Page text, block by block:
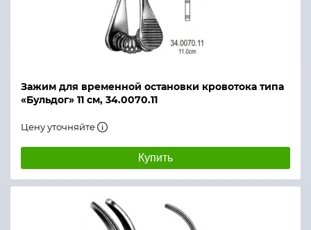
Зажим для временной остановки кровотока типа
«Бульдог» 11 см, 34.0070.11
Цену уточняйте
Купить